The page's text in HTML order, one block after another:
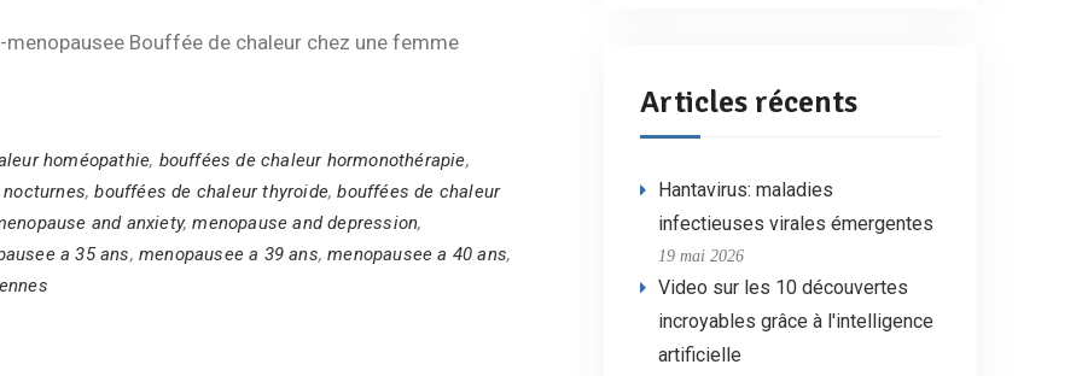
Bouffée de chaleur chez une femme
homéopathie, bouffées de chaleur hormonothérapie,
,bouffées de chaleur thyroide,bouffées de chaleur
and anxiety,menopause and depression,
a 35 ans,menopausee a 39 ans,menopausee a 40 ans,
Articles récents
Hantavirus: maladies
infectieuses virales émergentes
19 mai 2026
Video sur les 10 découvertes
incroyables grâce à l'intelligence
artificielle